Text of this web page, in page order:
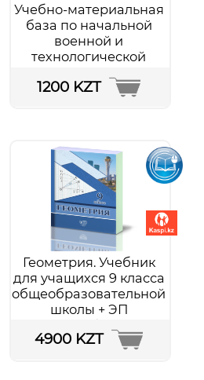
Учебно-материальная
база по начальной
военной и
технологической
Рекомендации по
1200 KZT
Геометрия. Учебник
для учащихся 9 класса
общеобразовательной
школы + ЭП
4900 KZT